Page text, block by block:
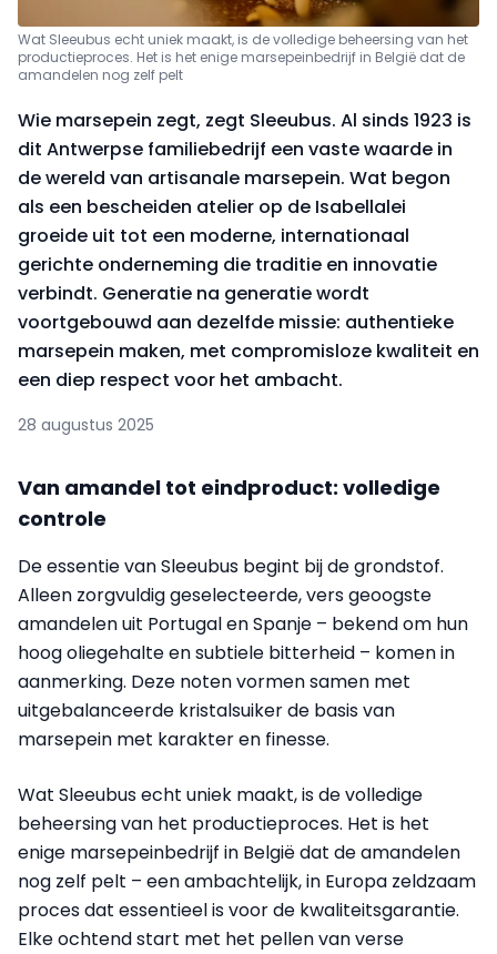
Wat Sleeubus echt uniek maakt, is de volledige beheersing van het
productieproces. Het is het enige marsepeinbedrijf in België dat de
amandelen nog zelf pelt
Wie marsepein zegt, zegt Sleeubus. Al sinds 1923 is
dit Antwerpse familiebedrijf een vaste waarde in
de wereld van artisanale marsepein. Wat begon
als een bescheiden atelier op de Isabellalei
groeide uit tot een moderne, internationaal
gerichte onderneming die traditie en innovatie
verbindt. Generatie na generatie wordt
voortgebouwd aan dezelfde missie: authentieke
marsepein maken, met compromisloze kwaliteit en
een diep respect voor het ambacht.
28 augustus 2025
Van amandel tot eindproduct: volledige
controle
De essentie van Sleeubus begint bij de grondstof.
Alleen zorgvuldig geselecteerde, vers geoogste
amandelen uit Portugal en Spanje – bekend om hun
hoog oliegehalte en subtiele bitterheid – komen in
aanmerking. Deze noten vormen samen met
uitgebalanceerde kristalsuiker de basis van
marsepein met karakter en finesse.
Wat Sleeubus echt uniek maakt, is de volledige
beheersing van het productieproces. Het is het
enige marsepeinbedrijf in België dat de amandelen
nog zelf pelt – een ambachtelijk, in Europa zeldzaam
proces dat essentieel is voor de kwaliteitsgarantie.
Elke ochtend start met het pellen van verse